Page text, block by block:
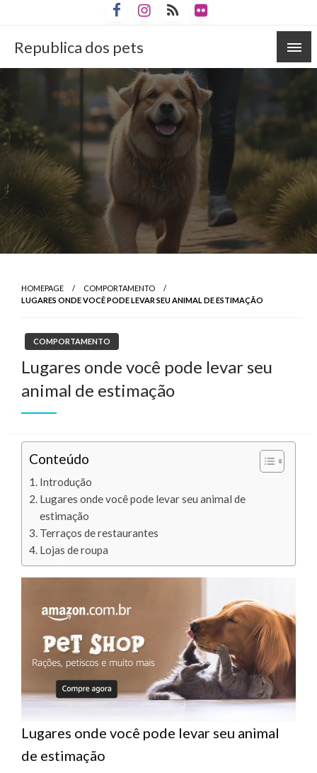
to
contentRepublica dos pets
HOMEPAGE
COMPORTAMENTO
LUGARES ONDE VOCÊ PODE LEVAR SEU ANIMAL DE ESTIMAÇÃO
COMPORTAMENTO
Lugares onde você pode levar seu
animal de estimação
Conteúdo
Introdução
Lugares onde você pode levar seu animal de
estimação
Terraços de restaurantes
Lojas de roupa
Lugares onde você pode levar seu animal
de estimação